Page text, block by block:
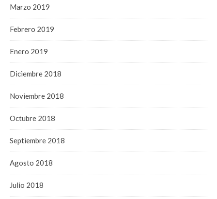
Marzo 2019
Febrero 2019
Enero 2019
Diciembre 2018
Noviembre 2018
Octubre 2018
Septiembre 2018
Agosto 2018
Julio 2018